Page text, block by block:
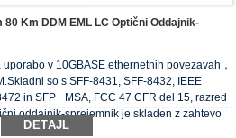
80 Km DDM EML LC Optični Oddajnik-
v 10GBASE ethernetnih povezavah，
so s SFF-8431, SFF-8432, IEEE
in SFP+ MSA, FCC 47 CFR del 15, razred
oddajnik-sprejemnik je skladen z zahtevo
DETAJL